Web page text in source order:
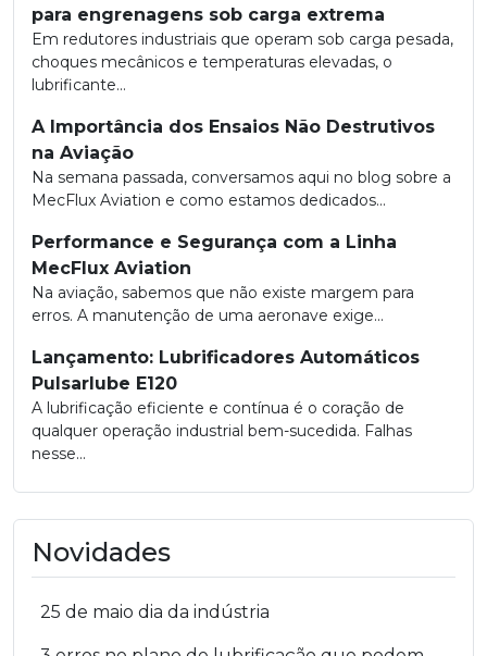
para engrenagens sob carga extrema
Em redutores industriais que operam sob carga pesada,
choques mecânicos e temperaturas elevadas, o
lubrificante...
A Importância dos Ensaios Não Destrutivos
na Aviação
Na semana passada, conversamos aqui no blog sobre a
MecFlux Aviation e como estamos dedicados...
Performance e Segurança com a Linha
MecFlux Aviation
Na aviação, sabemos que não existe margem para
erros. A manutenção de uma aeronave exige...
Lançamento: Lubrificadores Automáticos
Pulsarlube E120
A lubrificação eficiente e contínua é o coração de
qualquer operação industrial bem-sucedida. Falhas
nesse...
Novidades
25 de maio dia da indústria